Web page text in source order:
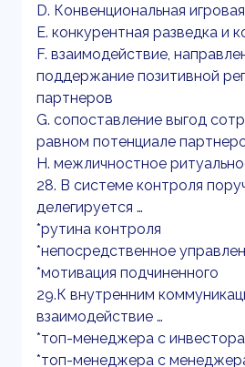
D. Конвенциональная
E. конкурентная разведка и
F. взаимодействие,
поддержание позитивной
партнеров
G. сопоставление выгод
равном потенциале
H. межличностное
28. В системе контроля
делегируется …
*рутина контроля
*непосредственное
*мотивация подчиненного
29.К внутренним
взаимодействие …
*топ-менеджера с
*топ-менеджера с